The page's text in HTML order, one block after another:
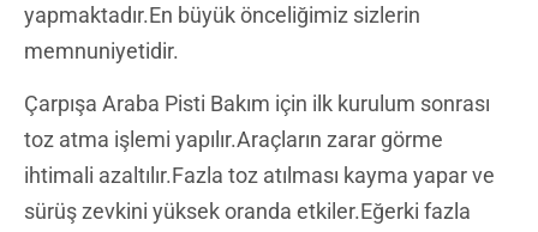
yapmaktadır.En büyük önceliğimiz sizlerin
memnuniyetidir.
Çarpışa Araba Pisti Bakım için ilk kurulum sonrası
toz atma işlemi yapılır.Araçların zarar görme
ihtimali azaltılır.Fazla toz atılması kayma yapar ve
sürüş zevkini yüksek oranda etkiler.Eğerki fazla